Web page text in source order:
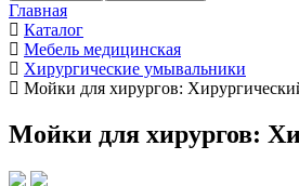
Главная
Каталог
Мебель медицинская
Хирургические умывальники
Мойки для хирургов:
Мойки для хирургов: